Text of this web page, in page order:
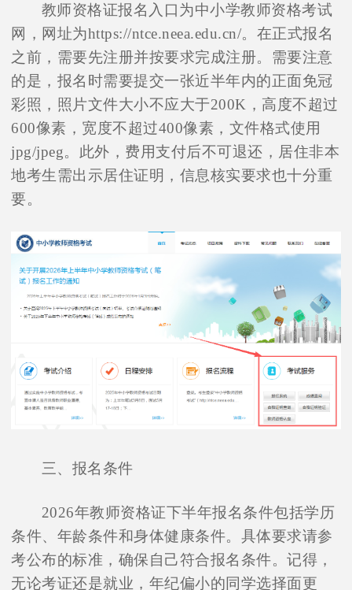
教师资格证报名入口为中小学教师资格考试
网，网址为https://ntce.neea.edu.cn/。在正式报名
之前，需要先注册并按要求完成注册。需要注意
的是，报名时需要提交一张近半年内的正面免冠
彩照，照片文件大小不应大于200K，高度不超过
600像素，宽度不超过400像素，文件格式使用
jpg/jpeg。此外，费用支付后不可退还，居住非本
地考生需出示居住证明，信息核实要求也十分重
要。
三、报名条件
2026年教师资格证下半年报名条件包括学历
条件、年龄条件和身体健康条件。具体要求请参
考公布的标准，确保自己符合报名条件。记得，
无论考证还是就业，年纪偏小的同学选择面更